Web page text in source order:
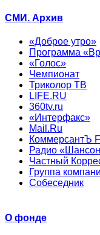
СМИ. Архив
«Доброе утро»
Программа
«Голос»
Чемпионат
Триколор ТВ
LIFE.RU
360tv.ru
«Интерфакс»
Mail.Ru
КоммерсантЪ
Радио
Частный
Группа
Собеседник
О фонде